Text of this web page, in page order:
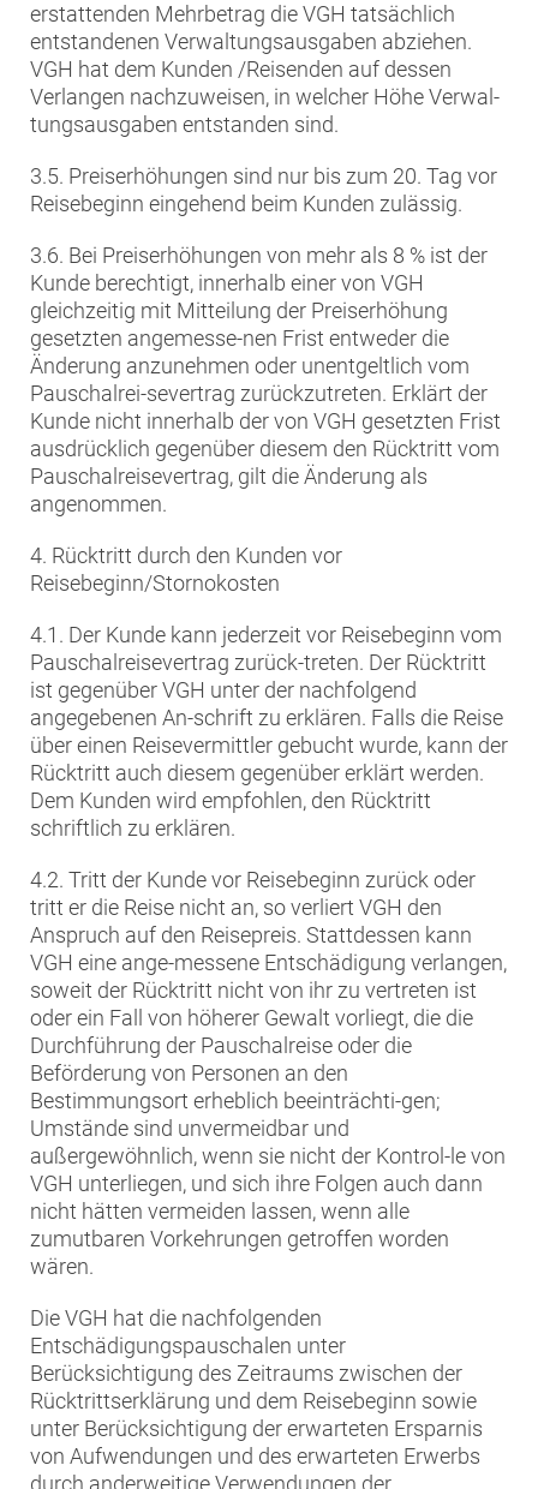
erstattenden Mehrbetrag die VGH tatsächlich
entstandenen Verwaltungsausgaben abziehen.
VGH hat dem Kunden /Reisenden auf dessen
Verlangen nachzuweisen, in welcher Höhe Verwal-
tungsausgaben entstanden sind.
3.5. Preiserhöhungen sind nur bis zum 20. Tag vor
Reisebeginn eingehend beim Kunden zulässig.
3.6. Bei Preiserhöhungen von mehr als 8 % ist der
Kunde berechtigt, innerhalb einer von VGH
gleichzeitig mit Mitteilung der Preiserhöhung
gesetzten angemesse-nen Frist entweder die
Änderung anzunehmen oder unentgeltlich vom
Pauschalrei-severtrag zurückzutreten. Erklärt der
Kunde nicht innerhalb der von VGH gesetzten Frist
ausdrücklich gegenüber diesem den Rücktritt vom
Pauschalreisevertrag, gilt die Änderung als
angenommen.
4. Rücktritt durch den Kunden vor
Reisebeginn/Stornokosten
4.1. Der Kunde kann jederzeit vor Reisebeginn vom
Pauschalreisevertrag zurück-treten. Der Rücktritt
ist gegenüber VGH unter der nachfolgend
angegebenen An-schrift zu erklären. Falls die Reise
über einen Reisevermittler gebucht wurde, kann der
Rücktritt auch diesem gegenüber erklärt werden.
Dem Kunden wird empfohlen, den Rücktritt
schriftlich zu erklären.
4.2. Tritt der Kunde vor Reisebeginn zurück oder
tritt er die Reise nicht an, so verliert VGH den
Anspruch auf den Reisepreis. Stattdessen kann
VGH eine ange-messene Entschädigung verlangen,
soweit der Rücktritt nicht von ihr zu vertreten ist
oder ein Fall von höherer Gewalt vorliegt, die die
Durchführung der Pauschalreise oder die
Beförderung von Personen an den
Bestimmungsort erheblich beeinträchti-gen;
Umstände sind unvermeidbar und
außergewöhnlich, wenn sie nicht der Kontrol-le von
VGH unterliegen, und sich ihre Folgen auch dann
nicht hätten vermeiden lassen, wenn alle
zumutbaren Vorkehrungen getroffen worden
wären.
Die VGH hat die nachfolgenden
Entschädigungspauschalen unter
Berücksichtigung des Zeitraums zwischen der
Rücktrittserklärung und dem Reisebeginn sowie
unter Berücksichtigung der erwarteten Ersparnis
von Aufwendungen und des erwarteten Erwerbs
durch anderweitige Verwendungen der